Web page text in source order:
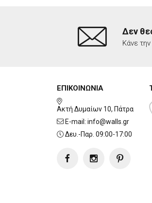
Δεν
Κάνε
ΕΠΙΚΟΙΝΩΝΙΑ
Ακτή Δυμαίων 10, Πάτρα
E-mail: info@walls.gr
Δευ.-Παρ. 09:00-17:00